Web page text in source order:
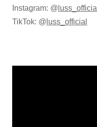
Instagram: @ luss_official
TikTok: @ luss_official